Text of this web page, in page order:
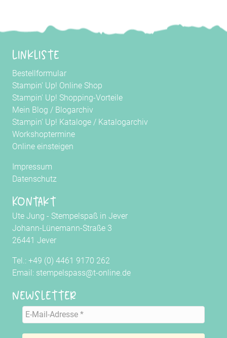
Linkliste
Bestellformular
Stampin' Up! Online Shop
Stampin' Up! Shopping-Vorteile
Mein Blog / Blogarchiv
Stampin' Up! Kataloge / Katalogarchiv
Workshoptermine
Online einsteigen
Impressum
Datenschutz
Kontakt
Ute Jung - Stempelspaß in Jever
Johann-Lünemann-Straße 3
26441 Jever
Tel.: +49 (0) 4461 9170 262
Email: stempelspass@t-online.de
Newsletter